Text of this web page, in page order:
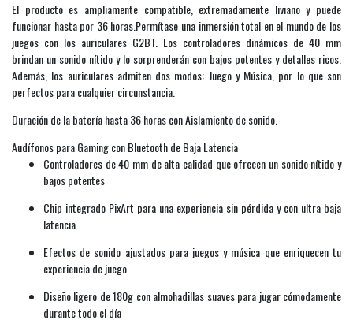
El producto es ampliamente compatible, extremadamente liviano y puede
funcionar hasta por 36 horas.Permítase una inmersión total en el mundo de los
juegos con los auriculares G2BT. Los controladores dinámicos de 40 mm
brindan un sonido nítido y lo sorprenderán con bajos potentes y detalles ricos.
Además, los auriculares admiten dos modos: Juego y Música, por lo que son
perfectos para cualquier circunstancia.
Duración de la batería hasta 36 horas con Aislamiento de sonido.
Audífonos para Gaming con Bluetooth de Baja Latencia
Controladores de 40 mm de alta calidad que ofrecen un sonido nítido y
bajos potentes
Chip integrado PixArt para una experiencia sin pérdida y con ultra baja
latencia
Efectos de sonido ajustados para juegos y música que enriquecen tu
experiencia de juego
Diseño ligero de 180g con almohadillas suaves para jugar cómodamente
durante todo el día